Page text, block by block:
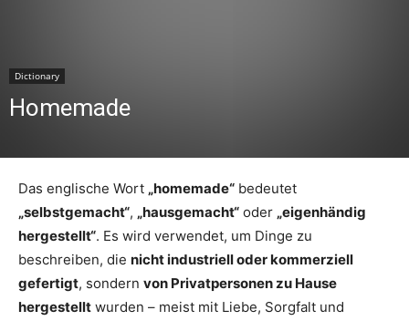
Dictionary
Homemade
Das englische Wort „homemade“ bedeutet
„selbstgemacht“, „hausgemacht“ oder „eigenhändig
hergestellt“. Es wird verwendet, um Dinge zu
beschreiben, die nicht industriell oder kommerziell
gefertigt, sondern von Privatpersonen zu Hause
hergestellt wurden – meist mit Liebe, Sorgfalt und